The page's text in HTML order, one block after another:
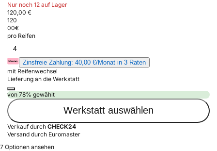
Nur noch 12 auf Lager
120,00 €
120
00€
pro Reifen
4
Zinsfreie Zahlung: 40,00 €/Monat in 3 Raten
mit Reifenwechsel
Lieferung an die Werkstatt
von 78% gewählt
Werkstatt auswählen
Verkauf durch CHECK24
Versand durch Euromaster
7 Optionen ansehen